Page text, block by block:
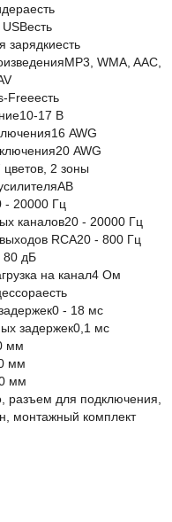
есть
есть
зарядкиесть
MP3, WMA, AAC,
Freeесть
10-17 В
16 AWG
20 AWG
цветов, 2 зоны
AB
- 20000 Гц
каналов20 - 20000 Гц
RCA20 - 800 Гц
80 дБ
на канал4 Ом
есть
0 - 18 мс
задержек0,1 мс
мм
мм
мм
разъем для подключения,
монтажный комплект